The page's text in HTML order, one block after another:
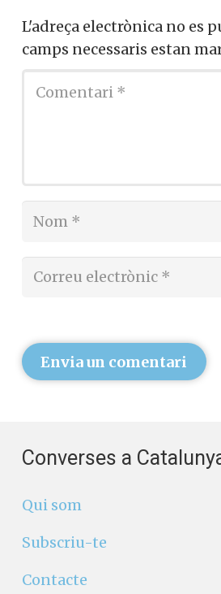
L'adreça electrònica no es
camps necessaris estan
Envia un comentari
Converses a
Qui som
Subscriu-te
Contacte